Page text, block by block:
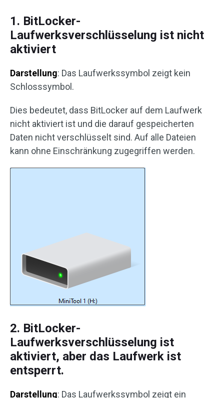
1. BitLocker-
Laufwerksverschlüsselung ist nicht
aktiviert
Darstellung: Das Laufwerkssymbol zeigt kein
Schlosssymbol.
Dies bedeutet, dass BitLocker auf dem Laufwerk
nicht aktiviert ist und die darauf gespeicherten
Daten nicht verschlüsselt sind. Auf alle Dateien
kann ohne Einschränkung zugegriffen werden.
2. BitLocker-
Laufwerksverschlüsselung ist
aktiviert, aber das Laufwerk ist
entsperrt.
Darstellung: Das Laufwerkssymbol zeigt ein